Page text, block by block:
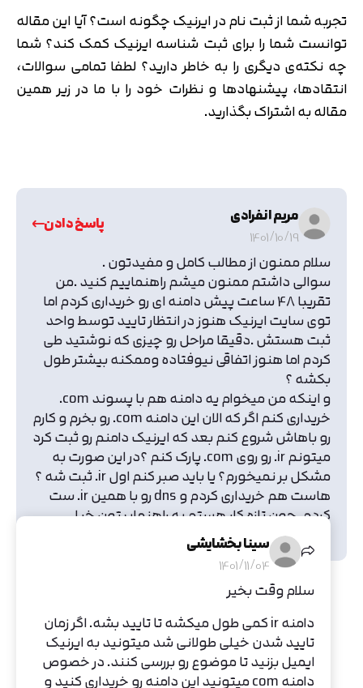
تجربه شما از ثبت نام در ایرنیک چگونه است؟ آیا این مقاله
توانست شما را برای ثبت شناسه ایرنیک کمک کند؟ شما
چه نکته‌ی دیگری را به خاطر دارید؟ لطفا تمامی سوالات،
انتقادها، پیشنهادها و نظرات خود را با ما در زیر همین
مقاله به اشتراک بگذارید.
مریم انفرادی
1401/10/19
پاسخ دادن
سلام ممنون از مطالب کامل و مفیدتون .
سوالی داشتم ممنون میشم راهنماییم کنید .من
تقریبا 48 ساعت پیش دامنه ای رو خریداری کردم اما
توی سایت ایرنیک هنوز در انتظار تایید توسط واحد
ثبت هستش .دقیقا مراحل رو چیزی که نوشتید طی
کردم اما هنوز اتفاقی نیوفتاده وممکنه بیشتر طول
بکشه ؟
و اینکه من میخوام یه دامنه هم با پسوند com.
خریداری کنم اگر که الان این دامنه com. رو بخرم و کارم
رو باهاش شروع کنم بعد که ایرنیک دامنم رو ثبت کرد
میتونم ir. رو روی com. پارک کنم ؟در این صورت به
مشکل بر نمیخورم؟ یا باید صبر کنم اول ir. ثبت شه ؟
هاست هم خریداری کردم و dns رو با همین ir. ست
کردم .چون تازه کار هستم به راهنماییتون خیلی
احتیاج دارمسینا بخشایشی
1401/11/04
سلام وقت بخیر
دامنه ir کمی طول میکشه تا تایید بشه. اگر زمان
تایید شدن خیلی طولانی شد میتونید به ایرنیک
ایمیل بزنید تا موضوع رو بررسی کنند. در خصوص
دامنه com میتونید این دامنه رو خریداری کنید و